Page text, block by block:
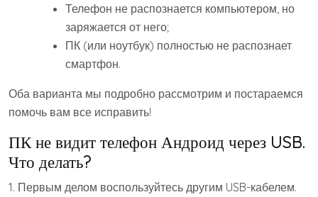
Телефон не распознается компьютером, но
заряжается от него;
ПК (или ноутбук) полностью не распознает
смартфон.
Оба варианта мы подробно рассмотрим и постараемся
помочь вам все исправить!
ПК не видит телефон Андроид через USB.
Что делать?
1. Первым делом воспользуйтесь другим USB-кабелем.